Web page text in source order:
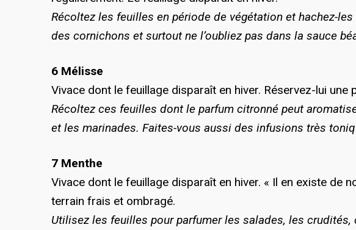
Récoltez les feuilles en période de végétation et hachez-
des cornichons et surtout ne l’oubliez pas dans la sauce
6 Mélisse
Vivace dont le feuillage disparaît en hiver. Réservez-lui une
Récoltez ces feuilles dont le parfum citronné peut
et les marinades. Faites-vous aussi des infusions très
7 Menthe
Vivace dont le feuillage disparaît en hiver. « Il en existe de
terrain frais et ombragé.
Utilisez les feuilles pour parfumer les salades, les crudités,